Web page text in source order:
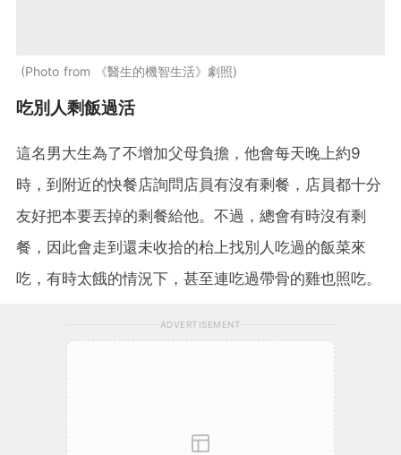
Photo from 《醫生的機智生活》劇照
吃別人剩飯過活
這名男大生為了不增加父母負擔，他會每天晚上約9
時，到附近的快餐店詢問店員有沒有剩餐，店員都十分
友好把本要丟掉的剩餐給他。不過，總會有時沒有剩
餐，因此會走到還未收拾的枱上找別人吃過的飯菜來
吃，有時太餓的情況下，甚至連吃過帶骨的雞也照吃。
ADVERTISEMENT